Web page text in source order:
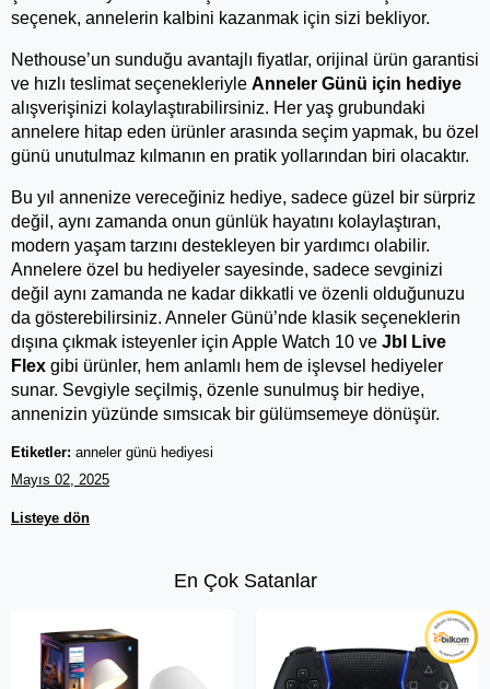
seçenek, annelerin kalbini kazanmak için sizi bekliyor.
Nethouse’un sunduğu avantajlı fiyatlar, orijinal ürün garantisi
ve hızlı teslimat seçenekleriyle
alışverişinizi kolaylaştırabilirsiniz. Her yaş grubundaki
annelere hitap eden ürünler arasında seçim yapmak, bu özel
günü unutulmaz kılmanın en pratik yollarından biri olacaktır.
Bu yıl annenize vereceğiniz hediye, sadece güzel bir sürpriz
değil, aynı zamanda onun günlük hayatını kolaylaştıran,
modern yaşam tarzını destekleyen bir yardımcı olabilir.
Annelere özel bu hediyeler sayesinde, sadece sevginizi
değil aynı zamanda ne kadar dikkatli ve özenli olduğunuzu
da gösterebilirsiniz. Anneler Günü’nde klasik seçeneklerin
dışına çıkmak isteyenler için Apple Watch 10 ve Jbl Live
Flex gibi ürünler, hem anlamlı hem de işlevsel hediyeler
sunar. Sevgiyle seçilmiş, özenle sunulmuş bir hediye,
annenizin yüzünde sımsıcak bir gülümsemeye dönüşür.
Etiketler: anneler günü hediyesi
Mayıs 02, 2025
Listeye dön
En Çok Satanlar